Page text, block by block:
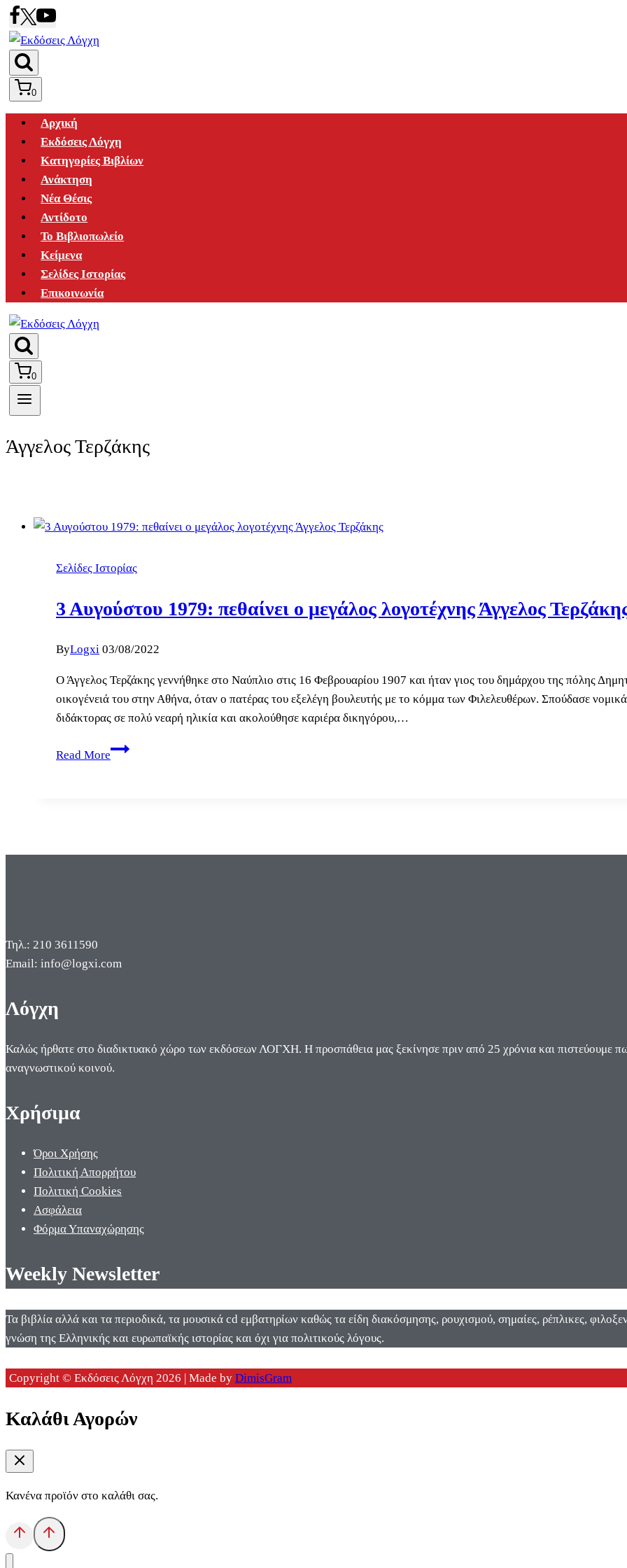
Skip
to
content
0
Αρχική
Εκδόσεις Λόγχη
Κατηγορίες Βιβλίων
Ανάκτηση
Νέα Θέσις
Αντίδοτο
Το Βιβλιοπωλείο
Κείμενα
Σελίδες Ιστορίας
Επικοινωνία
0
Άγγελος Τερζάκης
Σελίδες Ιστορίας
3 Αυγούστου 1979: πεθαίνει ο μεγάλος λογοτέχνης Άγγελος
ByLogxi 03/08/2022
Ο Άγγελος Τερζάκης γεννήθηκε στο Ναύπλιο στις 16 Φεβρουαρίου 1907 και ήταν γιος του δημάρχου της πόλης
οικογένειά του στην Αθήνα, όταν ο πατέρας του εξελέγη βουλευτής με το κόμμα των Φιλελευθέρων. Σπούδασε
διδάκτορας σε πολύ νεαρή ηλικία και ακολούθησε καριέρα δικηγόρου,…
Read More
3
Τηλ.: 210 3611590
Email: info@logxi.com
Λόγχη
Καλώς ήρθατε στο διαδικτυακό χώρο των εκδόσεων ΛΟΓΧΗ. Η προσπάθεια μας ξεκίνησε πριν από 25 χρόνια και πιστεύουμε
αναγνωστικού κοινού.
Χρήσιμα
Όροι Χρήσης
Πολιτική Απορρήτου
Πολιτική Cookies
Ασφάλεια
Φόρμα Υπαναχώρησης
Weekly Newsletter
Τα βιβλία αλλά και τα περιοδικά, τα μουσικά cd εμβατηρίων καθώς τα είδη διακόσμησης, ρουχισμού, σημαίες, ρέπλικες,
γνώση της Ελληνικής και ευρωπαϊκής ιστορίας και όχι για πολιτικούς λόγους.
Copyright © Εκδόσεις Λόγχη 2026 | Made by DimisGram
Καλάθι Αγορών
Κανένα προϊόν στο καλάθι σας.